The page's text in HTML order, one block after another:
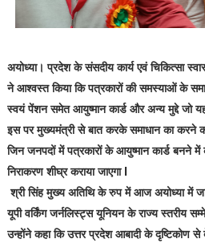
अयोध्या। प्रदेश के संसदीय कार्य एवं चिकित्सा
ने आश्वस्त किया कि पत्रकारों की समस्याओं के
स्वयं पेंशन समेत आयुष्मान कार्ड और अन्य मुद्दे जो
इस पर मुख्यमंत्री से बात करके समाधान का करने
जिन जनपदों में पत्रकारों के आयुष्मान कार्ड बनने
निराकरण शीघ्र कराया जाएगा l
श्री सिंह मुख्य अतिथि के रुप में आज अयोध्या में
यूपी वर्किंग जर्नलिस्ट्स यूनियन के राज्य स्तरीय
उन्होंने कहा कि उत्तर प्रदेश आबादी के दृष्टिकोण